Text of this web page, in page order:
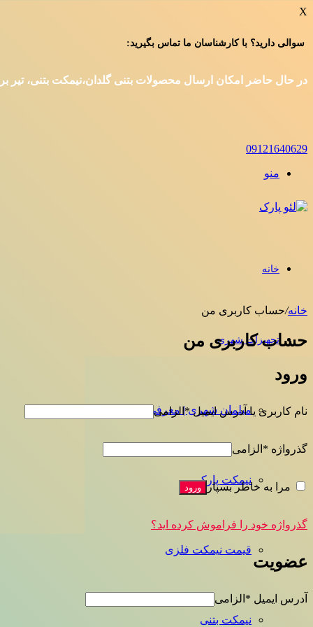
X
سوالی دارید؟ با کارشناسان ما تماس بگیرید:
در حال حاضر امکان ارسال محصولات بتنی گلدان،نیمکت بتنی، تیر برق
09121640629
منو
خانه
تجهیزات شهری
مبلمان شهری | معرفی انواع مبلمان شهری
نیمکت پارکی
قیمت نیمکت فلزی
نیمکت بتنی
خانه/حساب کاربری من
حساب کاربری من
ورود
نام کاربری یا آدرس ایمیل* الزامی
گذرواژه * الزامی
مرا به خاطر بسپار ورود
گذرواژه خود را فراموش کرده اید؟
عضویت
آدرس ایمیل * الزامی